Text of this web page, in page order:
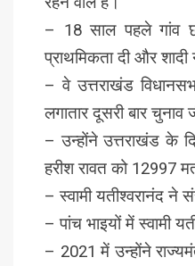
– 18 साल पहले गांव
प्राथमिकता दी और शादी
– वे उत्तराखंड
लगातार दूसरी बार चुनाव
– उन्होंने उत्तराखंड के
हरीश रावत को 12997
– स्वामी यतीश्वरानंद ने
– पांच भाइयों में स्वामी
– 2021 में उन्होंने